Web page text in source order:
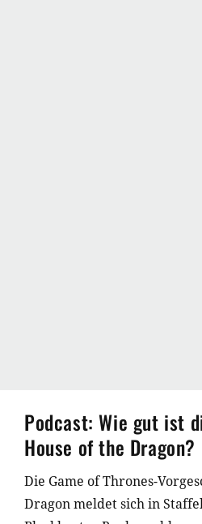
Podcast: Wie gut ist
House of the Dragon?
Die Game of Thrones-
Dragon meldet sich in